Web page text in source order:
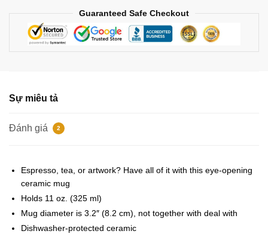
Classic
Guaranteed Safe Checkout
Sự miêu tả
Đánh giá 2
Espresso, tea, or artwork? Have all of it with this eye-opening
ceramic mug
Holds 11 oz. (325 ml)
Mug diameter is 3.2″ (8.2 cm), not together with deal with
Dishwasher-protected ceramic